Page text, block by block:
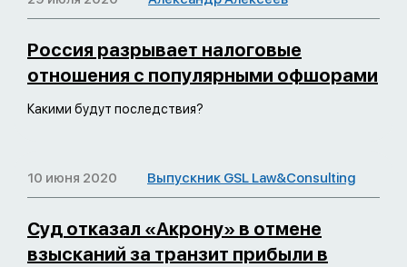
Россия разрывает налоговые
отношения с популярными офшорами
Какими будут последствия?
10 июня 2020 Выпускник GSL Law&Consulting
Суд отказал «Акрону» в отмене
взысканий за транзит прибыли в